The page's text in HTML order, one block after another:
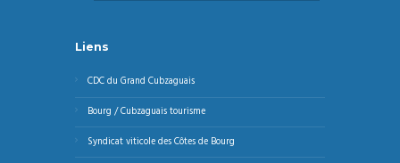
Liens
CDC du Grand Cubzaguais
Bourg / Cubzaguais tourisme
Syndicat viticole des Côtes de Bourg